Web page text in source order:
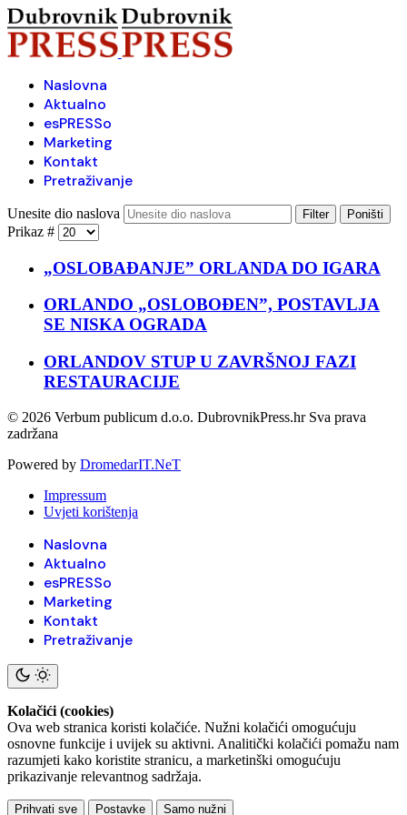
Naslovna
Aktualno
esPRESSo
Marketing
Kontakt
Pretraživanje
Unesite dio naslova Filter Poništi
Prikaz #
„OSLOBAĐANJE” ORLANDA DO IGARA
ORLANDO „OSLOBOĐEN”, POSTAVLJA
SE NISKA OGRADA
ORLANDOV STUP U ZAVRŠNOJ FAZI
RESTAURACIJE
© 2026 Verbum publicum d.o.o. DubrovnikPress.hr Sva prava
zadržana
Powered by DromedarIT.NeT
Impressum
Uvjeti korištenja
Naslovna
Aktualno
esPRESSo
Marketing
Kontakt
Pretraživanje
Kolačići (cookies)
Ova web stranica koristi kolačiće. Nužni kolačići omogućuju
osnovne funkcije i uvijek su aktivni. Analitički kolačići pomažu nam
razumjeti kako koristite stranicu, a marketinški omogućuju
prikazivanje relevantnog sadržaja.
Prihvati sve Postavke Samo nužni